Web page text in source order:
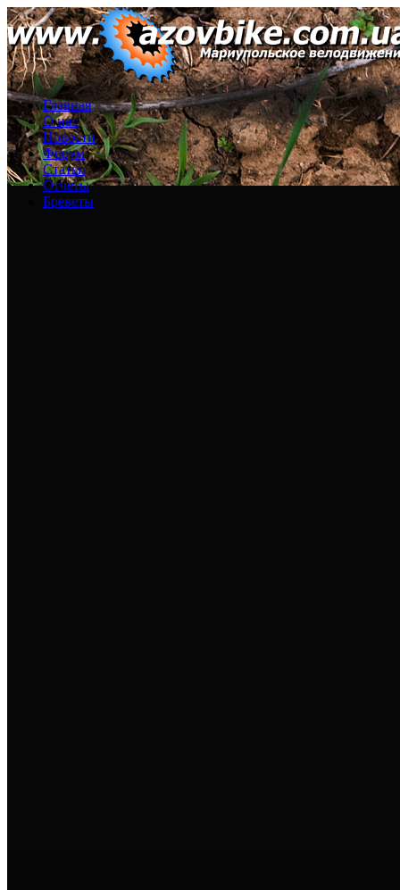
Главная
О нас
Новости
Форум
Статьи
Отчеты
Бреветы